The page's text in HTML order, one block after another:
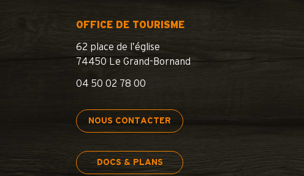
OFFICE DE TOURISME
62 place de l’église
74450 Le Grand-Bornand
04 50 02 78 00
NOUS CONTACTER
DOCS & PLANS